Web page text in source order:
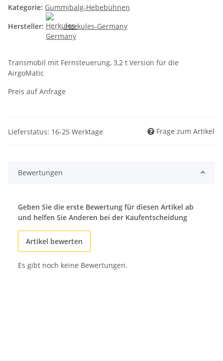
Kategorie: Gummibalg-Hebebühnen
Hersteller:
Herkules-Germany
Transmobil mit Fernsteuerung, 3,2 t Version für die
AirgoMatic
Preis auf Anfrage
Lieferstatus: 16-25 Werktage Frage zum Artikel
Bewertungen
Geben Sie die erste Bewertung für diesen Artikel ab
und helfen Sie Anderen bei der Kaufentscheidung
Artikel bewerten
Es gibt noch keine Bewertungen.